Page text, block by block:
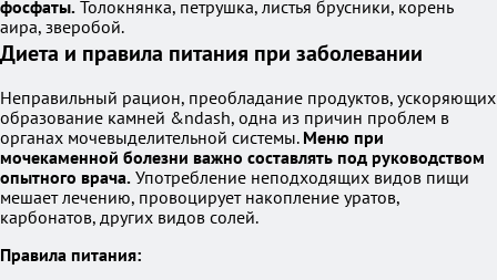
фосфаты. Толокнянка, петрушка, листья брусники, корень
аира, зверобой.
Диета и правила питания при заболевании
Неправильный рацион, преобладание продуктов, ускоряющих
образование камней &ndash, одна из причин проблем в
органах мочевыделительной системы. Меню при
мочекаменной болезни важно составлять под руководством
опытного врача. Употребление неподходящих видов пищи
мешает лечению, провоцирует накопление уратов,
карбонатов, других видов солей.
Правила питания: